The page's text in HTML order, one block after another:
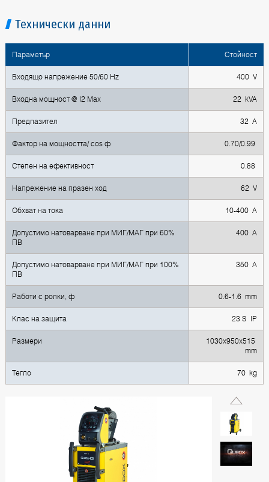
Технически данни
Параметър Стойност
Входящо напрежение 50/60 Hz 400 V
Входна мощност @ I2 Max 22 kVA
Предпазител 32 A
Фактор на мощността/ cos ф 0.70/0.99
Степен на ефективност 0.88
Напрежение на празен ход 62 V
Обхват на тока 10-400 A
Допустимо натоварване при МИГ/МАГ при 60%
ПВ
400 А
Допустимо натоварване при МИГ/МАГ при 100%
ПВ
350 А
Работи с ролки, ф 0.6-1.6 mm
Клас на защита 23 S IP
Размери
1030x950x515
mm
Тегло 70 kg